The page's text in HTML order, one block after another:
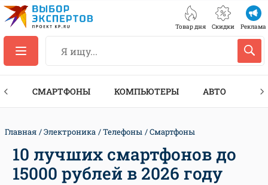
Товар дня Скидки Реклама
СМАРТФОНЫ КОМПЬЮТЕРЫ АВТО
Главная Электроника Телефоны Смартфоны
10 лучших смартфонов до
15000 рублей в 2026 году